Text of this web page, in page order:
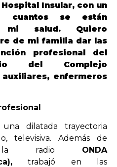
Insular, con un
cuantos se están
mi salud. Quiero
de mi familia dar las
profesional del
del Complejo
enfermeros
una dilatada trayectoria
televisiva. Además de
la radio ONDA
trabajó en las